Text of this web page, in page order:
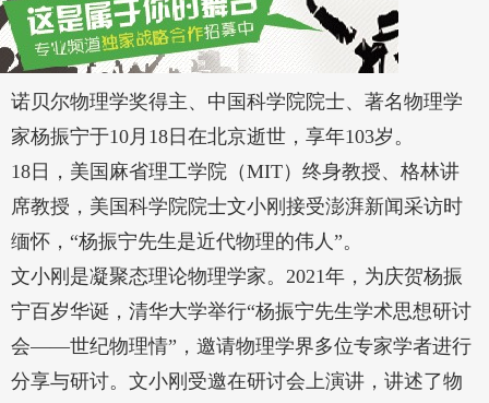
诺贝尔物理学奖得主、中国科学院院士、著名物理学
家杨振宁于10月18日在北京逝世，享年103岁。
18日，美国麻省理工学院（MIT）终身教授、格林讲
席教授，美国科学院院士文小刚接受澎湃新闻采访时
缅怀，“杨振宁先生是近代物理的伟人”。
文小刚是凝聚态理论物理学家。2021年，为庆贺杨振
宁百岁华诞，清华大学举行“杨振宁先生学术思想研讨
会——世纪物理情”，邀请物理学界多位专家学者进行
分享与研讨。文小刚受邀在研讨会上演讲，讲述了物